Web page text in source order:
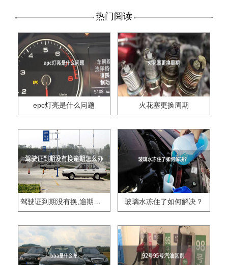
热门阅读
epc灯亮是什么问题 火花塞更换周期
驾驶证到期没有换,逾期怎么办?? 玻璃水冻住了如何解决？